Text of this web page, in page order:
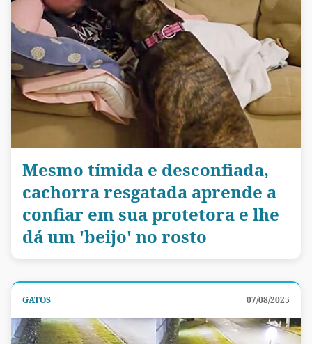
Mesmo tímida e desconfiada,
cachorra resgatada aprende a
confiar em sua protetora e lhe
dá um 'beijo' no rosto
GATOS 07/08/2025